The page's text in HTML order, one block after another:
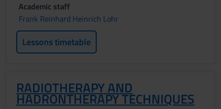
Academic staff
Frank Reinhard Heinrich Lohr
Lessons timetable
RADIOTHERAPY AND
HADRONTHERAPY TECHNIQUES